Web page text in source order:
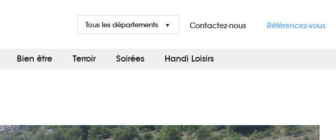
Contactez-nous Référencez-vous
Tous les départements
Bien être Terroir Soirées Handi Loisirs